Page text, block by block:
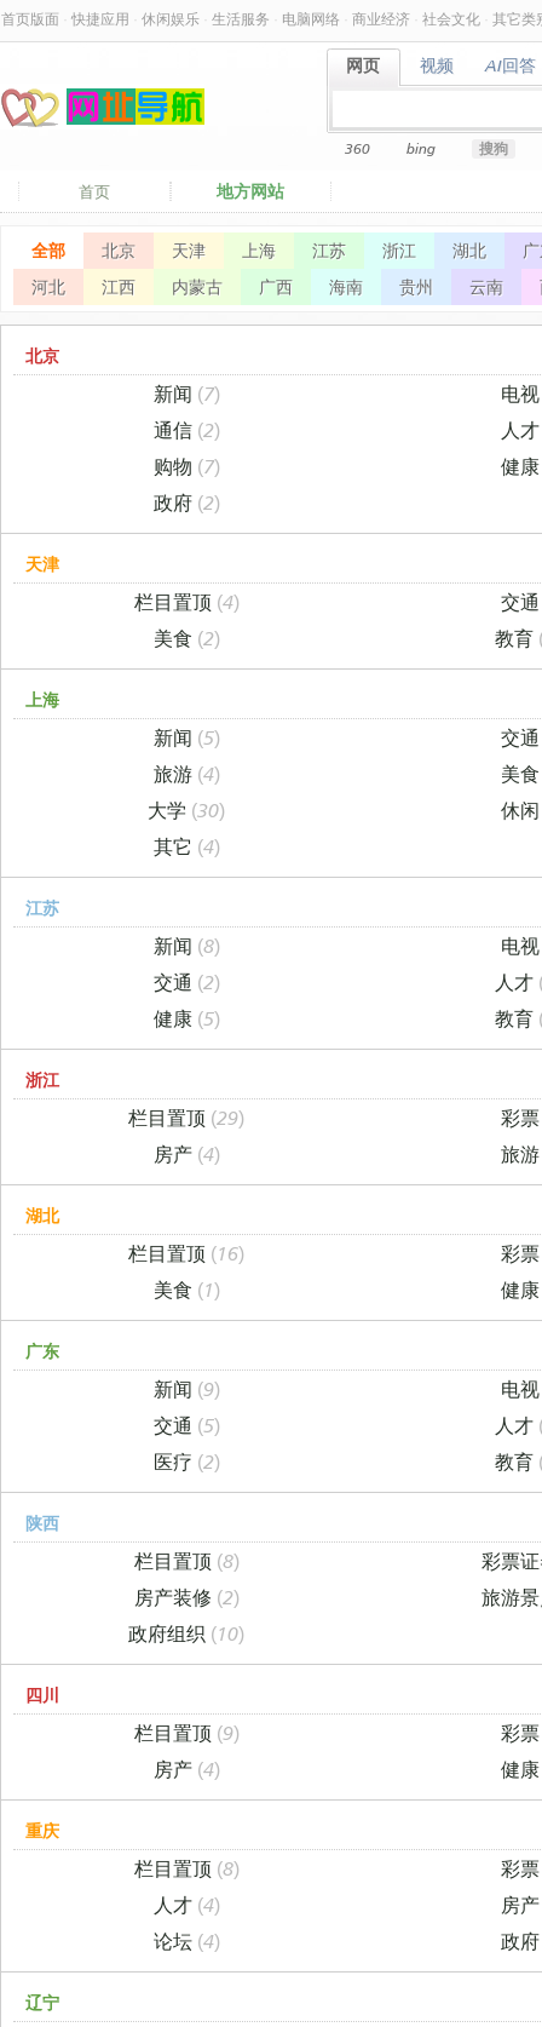
首页版面 快捷应用 休闲娱乐 生活服务 电脑网络 商业经济 社会文化 其它类
网页
网页 视频
视频 AI回答
AI回答
360 bing 搜狗
首页 地方网站
全部 北京 天津 上海 江苏 浙江 湖北
河北
江西 内蒙古 广西 海南 贵州 云南
北京
新闻 (7)
电
通信 (2)
人
购物 (7)
健
政府 (2)
天津
栏目置顶 (4)
交
美食 (2) 教育
上海
新闻 (5)
交
旅游 (4)
美
大学 (30)
休
其它 (4)
江苏
新闻 (8)
电
交通 (2) 人才
健康 (5) 教育
浙江
栏目置顶 (29)
彩
房产 (4) 旅
湖北
栏目置顶 (16)
彩
美食 (1) 健
广东
新闻 (9)
电
交通 (5) 人才
医疗 (2) 教育
陕西
栏目置顶 (8)
彩票
房产装修 (2)
旅游
政府组织 (10)
四川
栏目置顶 (9)
彩
房产 (4) 健
重庆
栏目置顶 (8)
彩
人才 (4)
房
论坛 (4) 政
辽宁